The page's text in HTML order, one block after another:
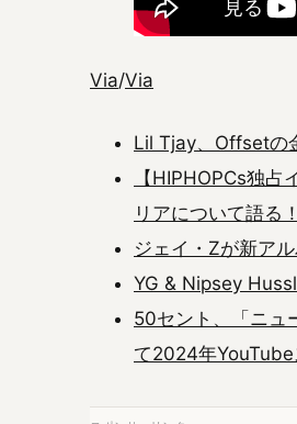
Via/Via
Lil Tjay、Offsetの
【HIPHOPCs独
リアについて語る
ジェイ・Zが新ア
YG & Nipsey
50セント、「ニュ
て2024年